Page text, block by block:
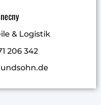
& Logistik
206 342